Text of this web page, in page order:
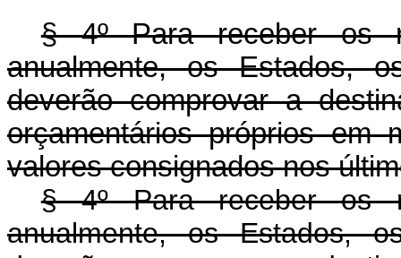
§ 4º Para receber os
anualmente, os Estados,
deverão comprovar a
orçamentários próprios em
valores consignados nos
§ 4º Para receber os
anualmente, os Estados,